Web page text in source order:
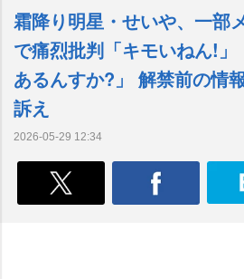
霜降り明星・せいや、一部
で痛烈批判「キモいねん!
あるんすか?」 解禁前の情
訴え
2026-05-29 12:34